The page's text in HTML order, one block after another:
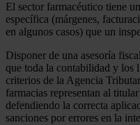
El sector farmacéutico tiene
específica (márgenes,
en algunos casos) que un
Disponer de una asesoría
que toda la contabilidad y los
criterios de la Agencia
farmacias representan al
defendiendo la correcta
sanciones por errores en la